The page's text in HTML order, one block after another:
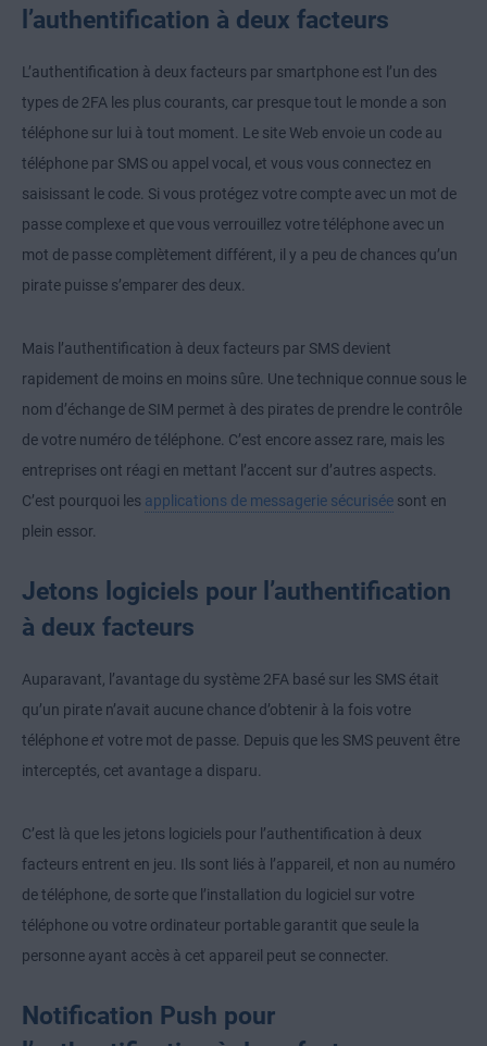
l’authentification à deux facteurs
L’authentification à deux facteurs par smartphone est l’un des
types de 2FA les plus courants, car presque tout le monde a son
téléphone sur lui à tout moment. Le site Web envoie un code au
téléphone par SMS ou appel vocal, et vous vous connectez en
saisissant le code. Si vous protégez votre compte avec un mot de
passe complexe et que vous verrouillez votre téléphone avec un
mot de passe complètement différent, il y a peu de chances qu’un
pirate puisse s’emparer des deux.
Mais l’authentification à deux facteurs par SMS devient
rapidement de moins en moins sûre. Une technique connue sous le
nom d’échange de SIM permet à des pirates de prendre le contrôle
de votre numéro de téléphone. C’est encore assez rare, mais les
entreprises ont réagi en mettant l’accent sur d’autres aspects.
C’est pourquoi les applications de messagerie sécurisée sont en
plein essor.
Jetons logiciels pour l’authentification
à deux facteurs
Auparavant, l’avantage du système 2FA basé sur les SMS était
qu’un pirate n’avait aucune chance d’obtenir à la fois votre
téléphone et votre mot de passe. Depuis que les SMS peuvent être
interceptés, cet avantage a disparu.
C’est là que les jetons logiciels pour l’authentification à deux
facteurs entrent en jeu. Ils sont liés à l’appareil, et non au numéro
de téléphone, de sorte que l’installation du logiciel sur votre
téléphone ou votre ordinateur portable garantit que seule la
personne ayant accès à cet appareil peut se connecter.
Notification Push pour